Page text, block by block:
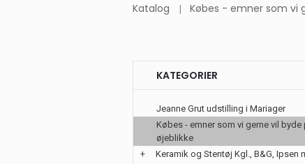
Katalog Købes - emner som vi
KATEGORIER
Jeanne Grut udstilling i Mariager
Købes - emner som vi gerne vil byde
øjeblikke
+
Keramik og Stentøj Kgl., B&G, Ipsen